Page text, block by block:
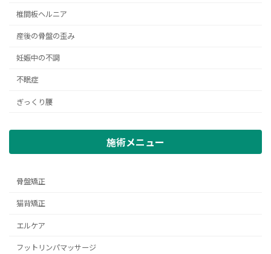
椎間板ヘルニア
産後の骨盤の歪み
妊娠中の不調
不眠症
ぎっくり腰
施術メニュー
骨盤矯正
猫背矯正
エルケア
フットリンパマッサージ